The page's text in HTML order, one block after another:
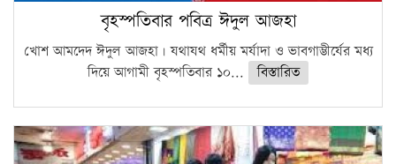
বৃহস্পতিবার পবিত্র ঈদুল আজহা
খোশ আমদেদ ঈদুল আজহা। যথাযথ ধর্মীয় মর্যাদা ও ভাবগাম্ভীর্যের মধ্য
দিয়ে আগামী বৃহস্পতিবার ১০...
বিস্তারিত